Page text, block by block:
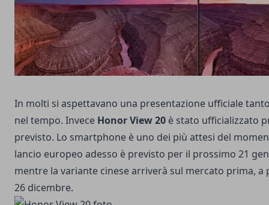
In molti si aspettavano una presentazione ufficiale
nel tempo. Invece Honor View 20 è stato ufficializzato
previsto. Lo smartphone è uno dei più attesi del
lancio europeo adesso è previsto per il prossimo 21
mentre la variante cinese arriverà sul mercato prima, a
26 dicembre.